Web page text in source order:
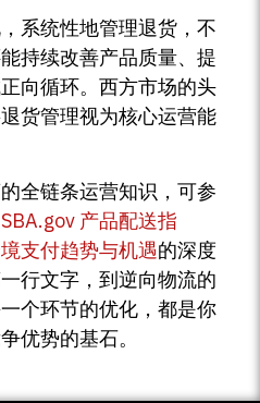
系统性地管理退货，不
持续改善产品质量、提
向循环。西方市场的头
货管理视为核心运营能
全链条运营知识，可参
SBA.gov 产品配送指
支付趋势与机遇的深度
行文字，到逆向物流的
个环节的优化，都是你
优势的基石。